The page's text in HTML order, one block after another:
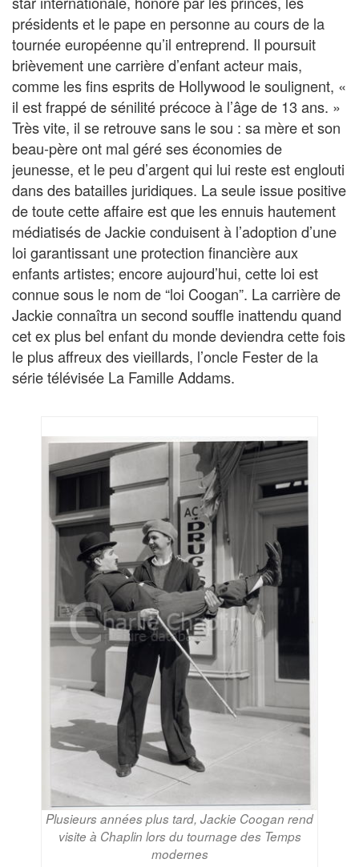
présidents et le pape en personne au cours de la
tournée européenne qu’il entreprend. Il poursuit
brièvement une carrière d’enfant acteur mais,
comme les fins esprits de Hollywood le soulignent, «
il est frappé de sénilité précoce à l’âge de 13 ans. »
Très vite, il se retrouve sans le sou : sa mère et son
beau-père ont mal géré ses économies de
jeunesse, et le peu d’argent qui lui reste est englouti
dans des batailles juridiques. La seule issue positive
de toute cette affaire est que les ennuis hautement
médiatisés de Jackie conduisent à l’adoption d’une
loi garantissant une protection financière aux
enfants artistes; encore aujourd’hui, cette loi est
connue sous le nom de “loi Coogan”. La carrière de
Jackie connaîtra un second souffle inattendu quand
cet ex plus bel enfant du monde deviendra cette fois
le plus affreux des vieillards, l’oncle Fester de la
série télévisée La Famille Addams.
Plusieurs années plus tard, Jackie Coogan rend
visite à Chaplin lors du tournage des Temps
modernes